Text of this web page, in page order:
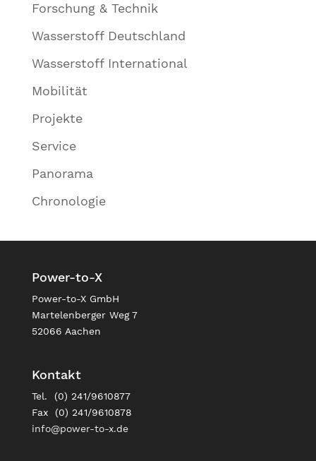
Forschung & Technik
Wasserstoff Deutschland
Wasserstoff International
Mobilität
Projekte
Service
Panorama
Chronologie
Power-to-X
Power-to-X GmbH
Martelenberger Weg 7
52066 Aachen
Kontakt
Tel. (0) 241/9610877
Fax (0) 241/9610878
info@power-to-x.de